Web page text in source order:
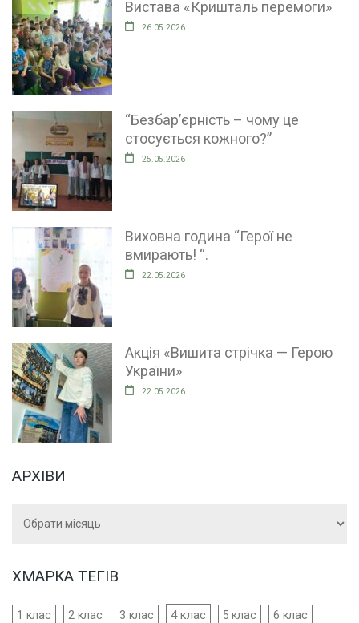
Вистава «Кришталь перемоги»
26.05.2026
“Безбар’єрність – чому це
стосується кожного?”
25.05.2026
Виховна година “Герої не
вмирають! “.
22.05.2026
Акція «Вишита стрічка — Герою
України»
22.05.2026
АРХІВИ
ХМАРКА ТЕГІВ
1 клас 2 клас 3 клас 4 клас 5 клас 6 клас